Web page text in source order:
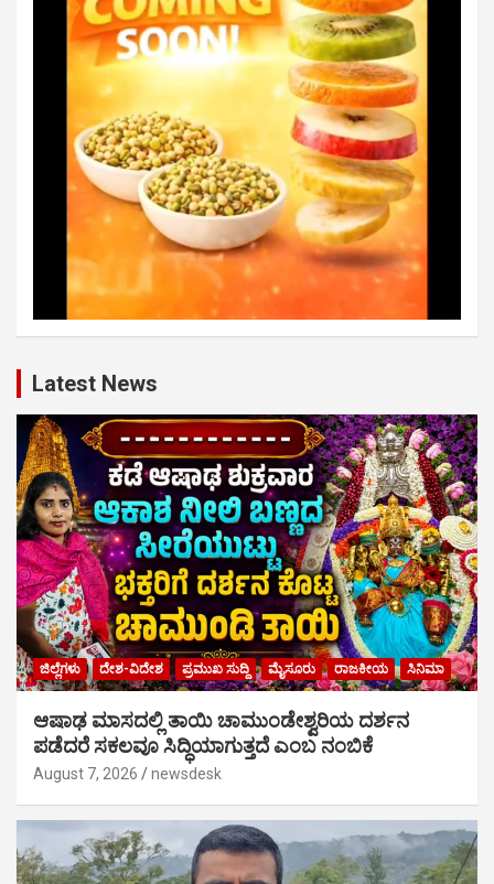
Latest News
ಜಿಲ್ಲೆಗಳು ದೇಶ-ವಿದೇಶ ಪ್ರಮುಖ ಸುದ್ದಿ ಮೈಸೂರು ರಾಜಕೀಯ ಸಿನಿಮಾ
ಆಷಾಢ ಮಾಸದಲ್ಲಿ ತಾಯಿ ಚಾಮುಂಡೇಶ್ವರಿಯ ದರ್ಶನ
ಪಡೆದರೆ ಸಕಲವೂ ಸಿದ್ಧಿಯಾಗುತ್ತದೆ ಎಂಬ ನಂಬಿಕೆ
August 7, 2026 newsdesk